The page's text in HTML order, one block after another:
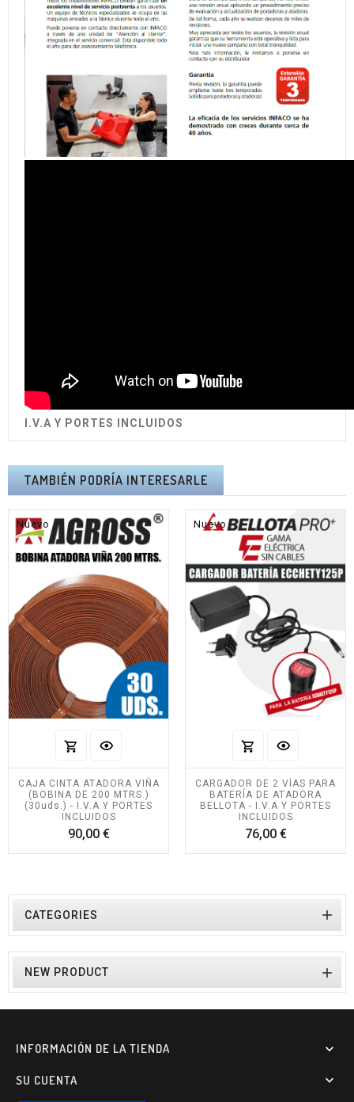
I.V.A Y PORTES INCLUIDOS
TAMBIÉN PODRÍA INTERESARLE
Nuevo
CAJA CINTA ATADORA VIÑA
(BOBINA DE 200 MTRS.)
(30uds.) - I.V.A Y PORTES
INCLUIDOS
90,00 €Precio
Nuevo
CARGADOR DE 2 VÍAS PARA
BATERÍA DE ATADORA
BELLOTA - I.V.A Y PORTES
INCLUIDOS
76,00 €Precio
CATEGORIES 
NEW PRODUCT 
INFORMACIÓN DE LA TIENDA 
SU CUENTA 